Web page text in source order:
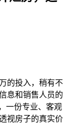
的投入，稍有不
息和销售人员的
一份专业、客观
视房子的真实价